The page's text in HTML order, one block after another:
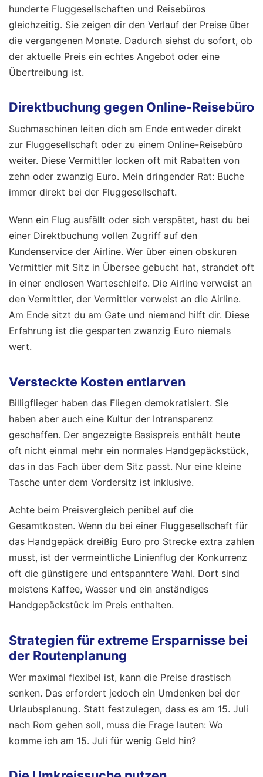
hunderte Fluggesellschaften und Reisebüros
gleichzeitig. Sie zeigen dir den Verlauf der Preise über
die vergangenen Monate. Dadurch siehst du sofort, ob
der aktuelle Preis ein echtes Angebot oder eine
Übertreibung ist.
Direktbuchung gegen Online-Reisebüro
Suchmaschinen leiten dich am Ende entweder direkt
zur Fluggesellschaft oder zu einem Online-Reisebüro
weiter. Diese Vermittler locken oft mit Rabatten von
zehn oder zwanzig Euro. Mein dringender Rat: Buche
immer direkt bei der Fluggesellschaft.
Wenn ein Flug ausfällt oder sich verspätet, hast du bei
einer Direktbuchung vollen Zugriff auf den
Kundenservice der Airline. Wer über einen obskuren
Vermittler mit Sitz in Übersee gebucht hat, strandet oft
in einer endlosen Warteschleife. Die Airline verweist an
den Vermittler, der Vermittler verweist an die Airline.
Am Ende sitzt du am Gate und niemand hilft dir. Diese
Erfahrung ist die gesparten zwanzig Euro niemals
wert.
Versteckte Kosten entlarven
Billigflieger haben das Fliegen demokratisiert. Sie
haben aber auch eine Kultur der Intransparenz
geschaffen. Der angezeigte Basispreis enthält heute
oft nicht einmal mehr ein normales Handgepäckstück,
das in das Fach über dem Sitz passt. Nur eine kleine
Tasche unter dem Vordersitz ist inklusive.
Achte beim Preisvergleich penibel auf die
Gesamtkosten. Wenn du bei einer Fluggesellschaft für
das Handgepäck dreißig Euro pro Strecke extra zahlen
musst, ist der vermeintliche Linienflug der Konkurrenz
oft die günstigere und entspanntere Wahl. Dort sind
meistens Kaffee, Wasser und ein anständiges
Handgepäckstück im Preis enthalten.
Strategien für extreme Ersparnisse bei
der Routenplanung
Wer maximal flexibel ist, kann die Preise drastisch
senken. Das erfordert jedoch ein Umdenken bei der
Urlaubsplanung. Statt festzulegen, dass es am 15. Juli
nach Rom gehen soll, muss die Frage lauten: Wo
komme ich am 15. Juli für wenig Geld hin?